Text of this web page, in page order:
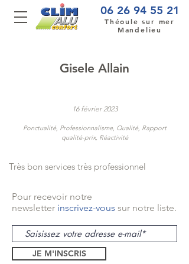
06 26 94 55 21
Théoule sur mer
Mandelieu
Gisele Allain
16 février 2023
Ponctualité, Professionnalisme, Qualité, Rapport
qualité-prix, Réactivité
Très bon services très professionnel
Pour recevoir notre
newsletter inscrivez-vous sur notre liste.
JE M'INSCRIS